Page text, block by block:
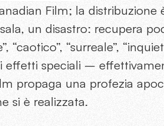
Film; la distribuzione
un disastro: recupera
“caotico”, “surreale”,
effetti speciali –
propaga una profezia
si è realizzata.